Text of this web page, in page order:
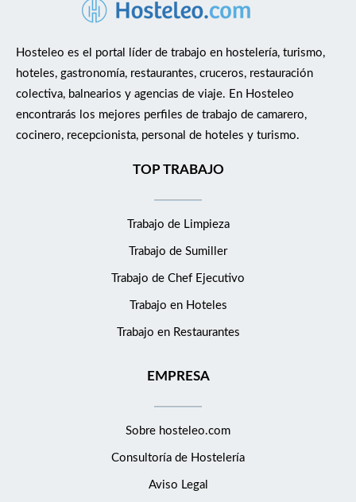
Oportunidades de crecimiento interno según
Hosteleo es el portal líder de trabajo en hostelería, turismo,
hoteles, gastronomía, restaurantes, cruceros, restauración
colectiva, balnearios y agencias de viaje. En Hosteleo
encontrarás los mejores perfiles de trabajo de camarero,
cocinero, recepcionista, personal de hoteles y turismo.
TOP TRABAJO
Trabajo de Limpieza
Trabajo de Sumiller
Trabajo de Chef Ejecutivo
Trabajo en Hoteles
Trabajo en Restaurantes
EMPRESA
Sobre hosteleo.com
Consultoría de Hostelería
Aviso Legal